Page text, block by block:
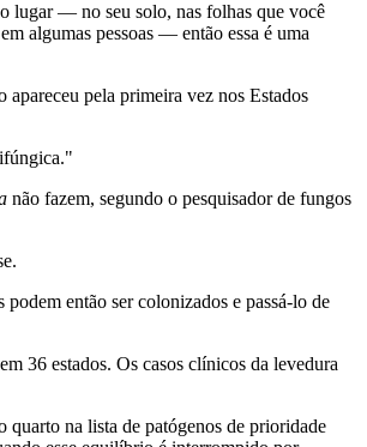
lugar — no seu solo, nas folhas que você
algumas pessoas — então essa é uma
apareceu pela primeira vez nos Estados
não fazem, segundo o pesquisador de fungos
então ser colonizados e passá-lo de
36 estados. Os casos clínicos da levedura
quarto na lista de patógenos de prioridade